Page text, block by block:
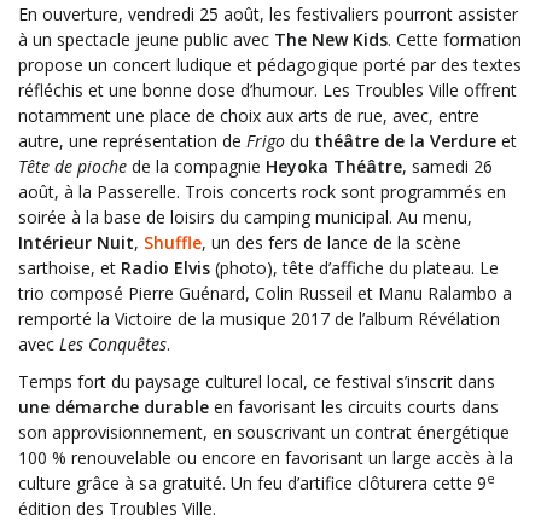
En ouverture, vendredi 25 août, les festivaliers pourront assister
à un spectacle jeune public avec The New Kids. Cette formation
propose un concert ludique et pédagogique porté par des textes
réfléchis et une bonne dose d’humour. Les Troubles Ville offrent
notamment une place de choix aux arts de rue, avec, entre
autre, une représentation de Frigo du théâtre de la Verdure et
Tête de pioche de la compagnie Heyoka Théâtre, samedi 26
août, à la Passerelle. Trois concerts rock sont programmés en
soirée à la base de loisirs du camping municipal. Au menu,
Intérieur Nuit, Shuffle, un des fers de lance de la scène
sarthoise, et Radio Elvis (photo), tête d’affiche du plateau. Le
trio composé Pierre Guénard, Colin Russeil et Manu Ralambo a
remporté la Victoire de la musique 2017 de l’album Révélation
avec Les Conquêtes.
Temps fort du paysage culturel local, ce festival s’inscrit dans
une démarche durable en favorisant les circuits courts dans
son approvisionnement, en souscrivant un contrat énergétique
100 % renouvelable ou encore en favorisant un large accès à la
culture grâce à sa gratuité. Un feu d’artifice clôturera cette 9e
édition des Troubles Ville.